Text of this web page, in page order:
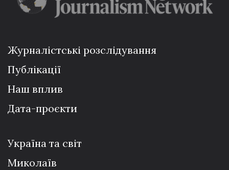
Журналістські розслідування
Публікації
Наш вплив
Дата-проєкти
Україна та світ
Миколаїв